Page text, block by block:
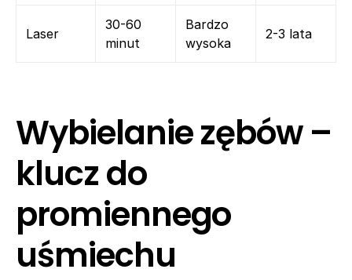
Laser
30-60
minut
Bardzo
wysoka
2-3 lata
Wybielanie zębów –
klucz do
promiennego
uśmiechu